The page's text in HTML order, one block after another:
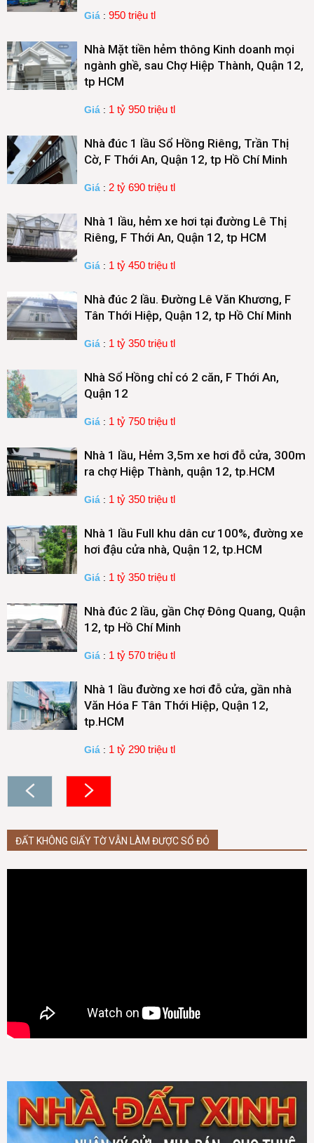
Giá : 950 triệu tl
Nhà Mặt tiền hẻm thông Kinh doanh mọi
ngành ghề, sau Chợ Hiệp Thành, Quận 12,
tp HCM
Giá : 1 tỷ 950 triệu tl
Nhà đúc 1 lầu Sổ Hồng Riêng, Trần Thị
Cờ, F Thới An, Quận 12, tp Hồ Chí Minh
Giá : 2 tỷ 690 triệu tl
Nhà 1 lầu, hẻm xe hơi tại đường Lê Thị
Riêng, F Thới An, Quận 12, tp HCM
Giá : 1 tỷ 450 triệu tl
Nhà đúc 2 lầu. Đường Lê Văn Khương, F
Tân Thới Hiệp, Quận 12, tp Hồ Chí Minh
Giá : 1 tỷ 350 triệu tl
Nhà Sổ Hồng chỉ có 2 căn, F Thới An,
Quận 12
Giá : 1 tỷ 750 triệu tl
Nhà 1 lầu, Hẻm 3,5m xe hơi đỗ cửa, 300m
ra chợ Hiệp Thành, quận 12, tp.HCM
Giá : 1 tỷ 350 triệu tl
Nhà 1 lầu Full khu dân cư 100%, đường xe
hơi đậu cửa nhà, Quận 12, tp.HCM
Giá : 1 tỷ 350 triệu tl
Nhà đúc 2 lầu, gần Chợ Đông Quang, Quận
12, tp Hồ Chí Minh
Giá : 1 tỷ 570 triệu tl
Nhà 1 lầu đường xe hơi đỗ cửa, gần nhà
Văn Hóa F Tân Thới Hiệp, Quận 12,
tp.HCM
Giá : 1 tỷ 290 triệu tl
ĐẤT KHÔNG GIẤY TỜ VẪN LÀM ĐƯỢC SỔ ĐỎ